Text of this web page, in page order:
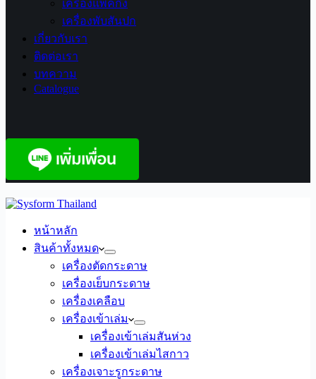
เครื่องแพคกิ้ง
เครื่องพับสันปก
เกี่ยวกับเรา
ติดต่อเรา
บทความ
Catalogue
หน้าหลัก
สินค้าทั้งหมด
เครื่องตัดกระดาษ
เครื่องเย็บกระดาษ
เครื่องเคลือบ
เครื่องเข้าเล่ม
เครื่องเข้าเล่มสันห่วง
เครื่องเข้าเล่มไสกาว
เครื่องเจาะรูกระดาษ